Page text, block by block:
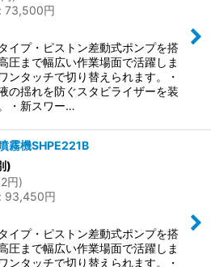
: 73,500円
イプ・ピストン差動式ポンプを搭
圧まで幅広い作業場面で活躍しま
ンタッチで切り替えられます。・
の揺れを防ぐスタビライザーを装
・新スワー…
霧機SHPE221B
)
円)
: 93,450円
イプ・ピストン差動式ポンプを搭
圧まで幅広い作業場面で活躍しま
ンタッチで切り替えられます。・